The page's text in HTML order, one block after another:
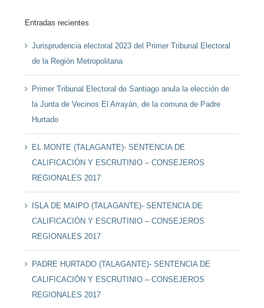
Entradas recientes
Jurisprudencia electoral 2023 del Primer Tribunal Electoral
de la Región Metropolitana
Primer Tribunal Electoral de Santiago anula la elección de
la Junta de Vecinos El Arrayán, de la comuna de Padre
Hurtado
EL MONTE (TALAGANTE)- SENTENCIA DE
CALIFICACIÓN Y ESCRUTINIO – CONSEJEROS
REGIONALES 2017
ISLA DE MAIPO (TALAGANTE)- SENTENCIA DE
CALIFICACIÓN Y ESCRUTINIO – CONSEJEROS
REGIONALES 2017
PADRE HURTADO (TALAGANTE)- SENTENCIA DE
CALIFICACIÓN Y ESCRUTINIO – CONSEJEROS
REGIONALES 2017